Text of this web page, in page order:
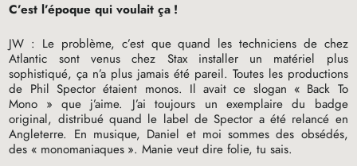
C’est l’époque qui voulait ça !
JW : Le problème, c’est que quand les techniciens de chez
Atlantic sont venus chez Stax installer un matériel plus
sophistiqué, ça n’a plus jamais été pareil. Toutes les productions
de Phil Spector étaient monos. Il avait ce slogan « Back To
Mono » que j’aime. J’ai toujours un exemplaire du badge
original, distribué quand le label de Spector a été relancé en
Angleterre. En musique, Daniel et moi sommes des obsédés,
des « monomaniaques ». Manie veut dire folie, tu sais.